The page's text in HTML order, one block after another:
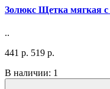
Золюкс Щетка мягкая
..
441 р. 519 р.
В наличии: 1